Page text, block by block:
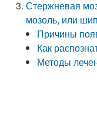
Стержневая
мозоль, или
Причины
Как
Методы